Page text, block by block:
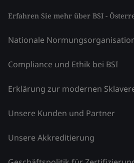
Erfahren Sie mehr über BSI -
Nationale
Compliance und Ethik bei BSI
Erklärung zur modernen
Unsere Kunden und Partner
Unsere Akkreditierung